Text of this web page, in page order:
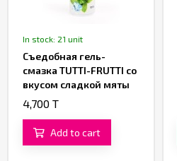
In stock: 21 unit
Съедобная гель-
смазка TUTTI-FRUTTI со
вкусом сладкой мяты
30 ML
4,700 T
Add to cart